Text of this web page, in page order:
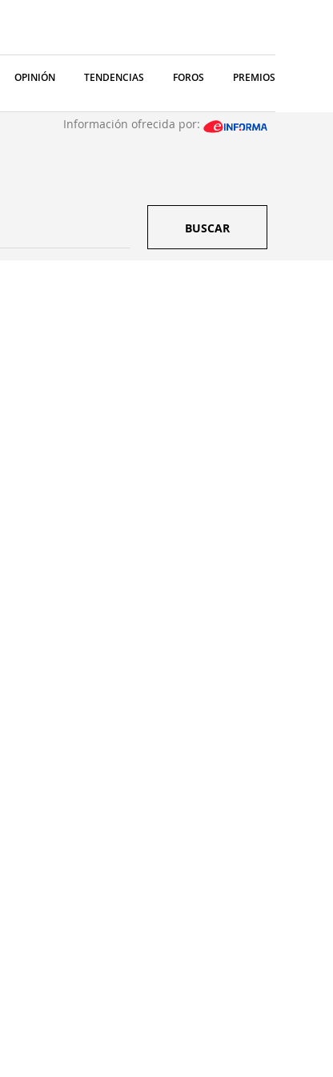
OPINIÓN TENDENCIAS FOROS PREMIOS
Información ofrecida por:
BUSCAR